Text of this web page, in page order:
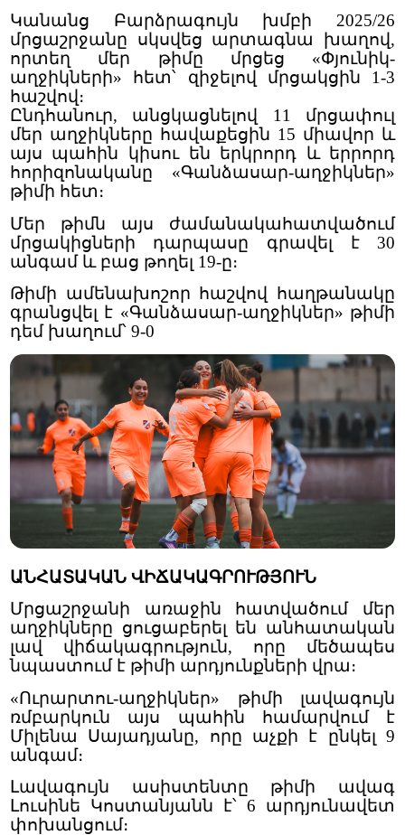
Կանանց Բարձրագույն խմբի 2025/26
մրցաշրջանը սկսվեց արտագնա խաղով,
որտեղ մեր թիմը մրցեց «Փյունիկ-
աղջիկների» հետ՝ զիջելով մրցակցին 1-3
հաշվով։
Ընդհանուր, անցկացնելով 11 մրցափուլ
մեր աղջիկները հավաքեցին 15 միավոր և
այս պահին կիսու են երկրորդ և երրորդ
հորիզոնականը «Գանձասար-աղջիկներ»
թիմի հետ։
Մեր թիմն այս ժամանակահատվածում
մրցակիցների դարպասը գրավել է 30
անգամ և բաց թողել 19-ը։
Թիմի ամենախոշոր հաշվով հաղթանակը
գրանցվել է «Գանձասար-աղջիկներ» թիմի
դեմ խաղում՝ 9-0
ԱՆՀԱՏԱԿԱՆ ՎԻՃԱԿԱԳՐՈՒԹՅՈՒՆ
Մրցաշրջանի առաջին հատվածում մեր
աղջիկները ցուցաբերել են անհատական
լավ վիճակագրություն, որը մեծապես
նպաստում է թիմի արդյունքների վրա։
«Ուրարտու-աղջիկներ» թիմի լավագույն
ռմբարկուն այս պահին համարվում է
Միլենա Սայադյանը, որը աչքի է ընկել 9
անգամ։
Լավագույն ասիստենտը թիմի ավագ
Լուսինե Կոստանյանն է՝ 6 արդյունավետ
փոխանցում։